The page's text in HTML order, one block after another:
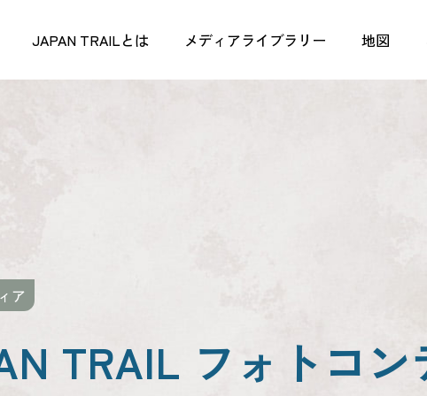
JAPAN TRAILとは メディアライブラリー 地図
ア
TRAIL フォトコン